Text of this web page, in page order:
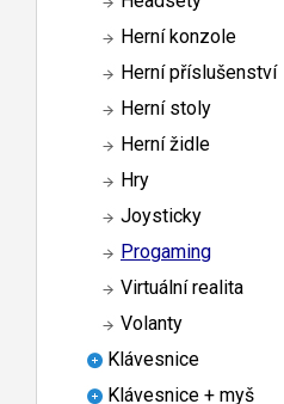
Herní konzole
Herní příslušenství
Herní stoly
Herní židle
Hry
Joysticky
Progaming
Virtuální realita
Volanty
Klávesnice
Klávesnice + myš